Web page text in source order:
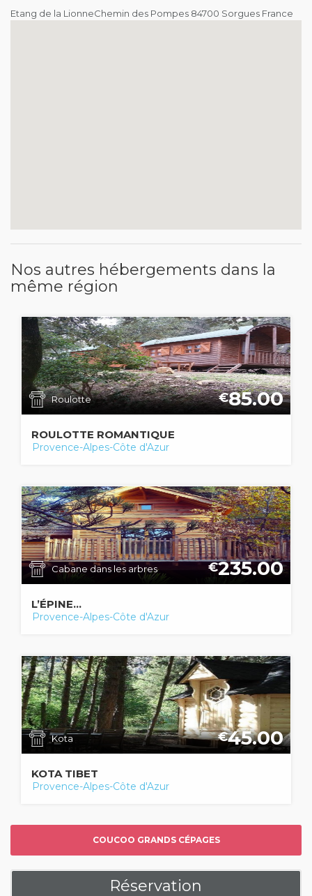
Etang de la LionneChemin des Pompes 84700 Sorgues France
Nos autres hébergements dans la
même région
Roulotte €85.00
ROULOTTE ROMANTIQUE
Provence-Alpes-Côte d'Azur
Cabane dans les arbres €235.00
L’ÉPINE...
Provence-Alpes-Côte d'Azur
Kota €45.00
KOTA TIBET
Provence-Alpes-Côte d'Azur
COUCOO GRANDS CÉPAGES
Réservation